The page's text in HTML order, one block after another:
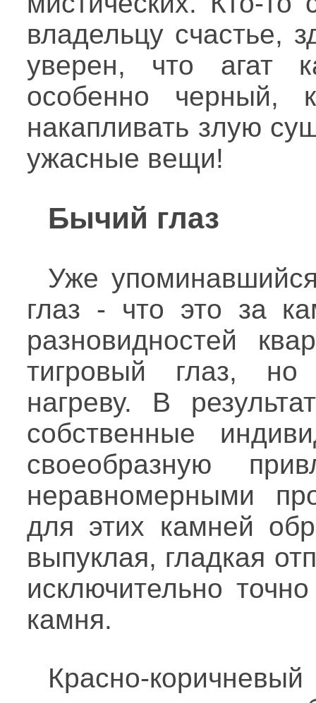
владельцу счастье,
уверен, что агат
особенно
накапливать злую
ужасные вещи!
Бычий глаз
Уже
глаз - что это за
разновидностей
тигровый глаз, но
нагреву. В
собственные
своеобразную
неравномерными
для этих камней
выпуклая, гладкая
исключительно
камня.
Красно-